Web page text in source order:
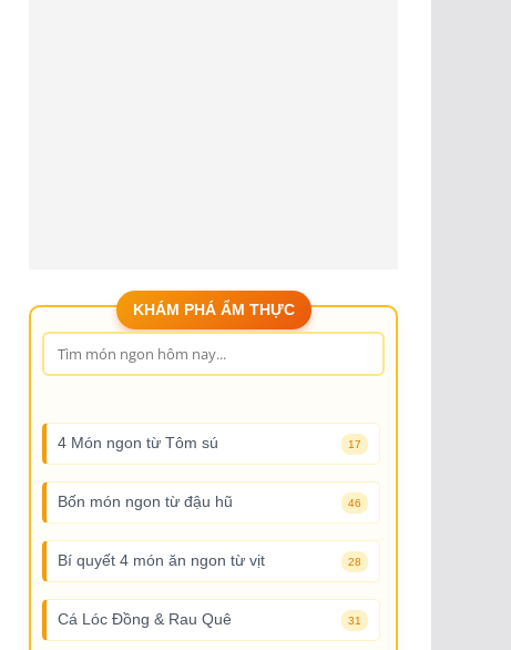
KHÁM PHÁ ẨM THỰC
4 Món ngon từ Tôm sú 17
Bốn món ngon từ đậu hũ 46
Bí quyết 4 món ăn ngon từ vịt 28
Cá Lóc Đồng & Rau Quê 31